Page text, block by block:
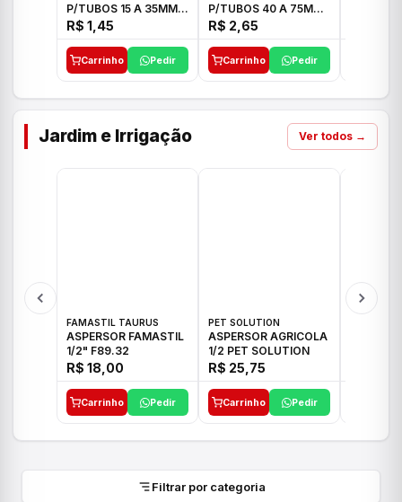
P/TUBOS 15 A 35MM
TIGRE
R$ 1,45
Carrinho Pedir
P/TUBOS 40 A 75MM
TIGRE
R$ 2,65
Carrinho Pedir
Jardim e Irrigação Ver todos →
FAMASTIL TAURUS
ASPERSOR FAMASTIL
1/2" F89.32
R$ 18,00
Carrinho Pedir
PET SOLUTION
ASPERSOR AGRICOLA
1/2 PET SOLUTION
R$ 25,75
Carrinho Pedir
Filtrar por categoria